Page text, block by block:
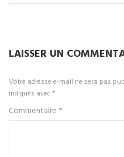
LAISSER UN
Votre adresse e-mail ne sera pas
indiqués avec*
Commentaire *